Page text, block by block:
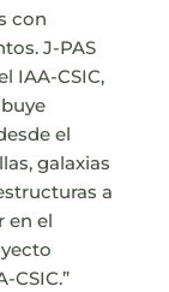
con
J-PAS
IAA-CSIC,
el
galaxias
a
en el
CSIC.”